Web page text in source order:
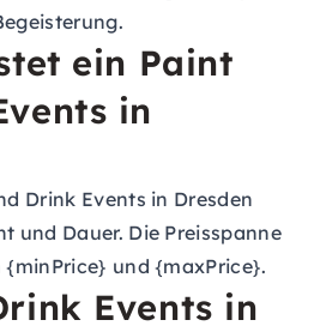
ein Paint
in
Drink Events in Dresden
und Dauer. Die Preisspanne
und {maxPrice}.
Events in